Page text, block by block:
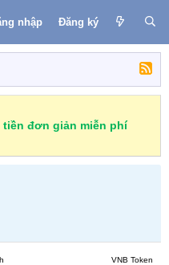
nhập Đăng ký
tiền đơn giản miễn phí
VNB Token